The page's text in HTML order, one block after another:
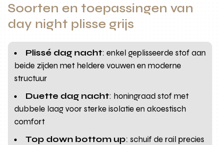
Soorten en toepassingen van
day night plisse grijs
Plissé dag nacht: enkel geplisseerde stof aan
beide zijden met heldere vouwen en moderne
structuur
Duette dag nacht: honingraad stof met
dubbele laag voor sterke isolatie en akoestisch
comfort
Top down bottom up: schuif de rail precies